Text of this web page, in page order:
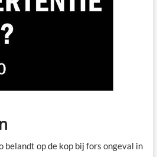
belandt op de kop bij fors ongeval in